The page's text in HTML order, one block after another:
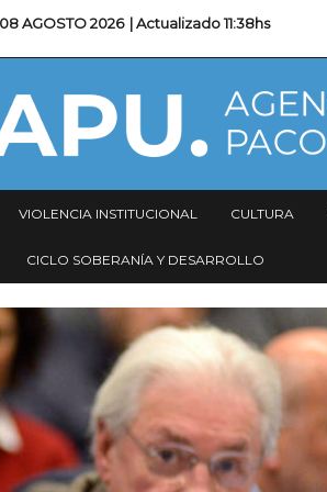
08 AGOSTO 2026 | Actualizado11:38hs
VIOLENCIA INSTITUCIONAL CULTURA
CICLO SOBERANÍA Y DESARROLLO